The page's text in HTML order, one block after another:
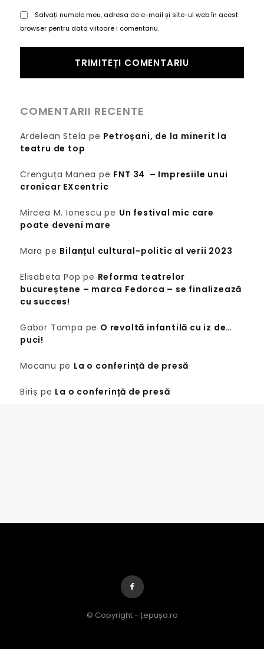
Salvați numele meu, adresa de e-mail și site-ul web în acest
browser pentru data viitoare i comentariu.
COMENTARII RECENTE
Ardelean Stela pe Petroșani, de la minerit la
teatru de top
Crenguța Manea pe FNT 34 – Impresiile unui
cronicar EXcentric
Mircea M. Ionescu pe Un festival mic care
poate deveni mare
Mara pe Bilanțul cultural-politic al verii 2023
Elisabeta Pop pe Reforma teatrelor
bucureștene – marca Fedorca – se finalizează
cu succes!
Gabor Tompa pe O revoltă infantilă cu iz de…
puci!
Mocanu pe La o conferință de presă
Biriș pe La o conferință de presă
© Copyright - țepușa.ro